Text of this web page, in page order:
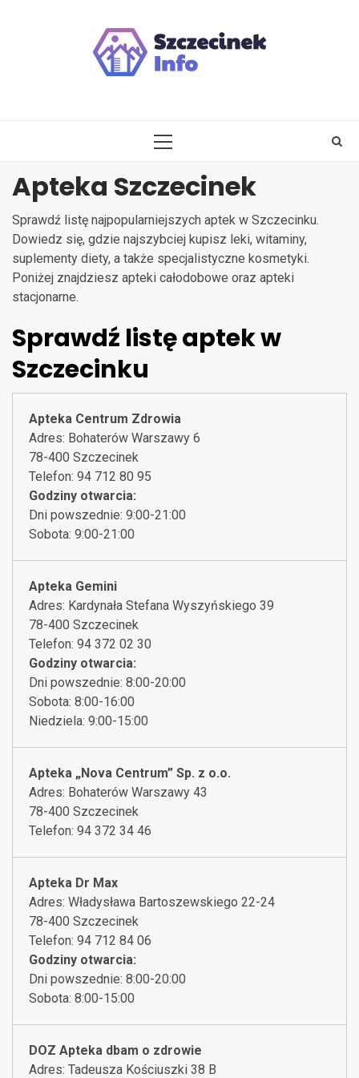
PRIMARY
Apteka Szczecinek
Sprawdź listę najpopularniejszych aptek w Szczecinku.
Dowiedz się, gdzie najszybciej kupisz leki, witaminy,
suplementy diety, a także specjalistyczne kosmetyki.
Poniżej znajdziesz apteki całodobowe oraz apteki
stacjonarne.
Sprawdź listę aptek w
Szczecinku
Apteka Centrum Zdrowia
Adres: Bohaterów Warszawy 6
78-400 Szczecinek
Telefon: 94 712 80 95
Godziny otwarcia:
Dni powszednie: 9:00-21:00
Sobota: 9:00-21:00
Apteka Gemini
Adres: Kardynała Stefana Wyszyńskiego 39
78-400 Szczecinek
Telefon: 94 372 02 30
Godziny otwarcia:
Dni powszednie: 8:00-20:00
Sobota: 8:00-16:00
Niedziela: 9:00-15:00
Apteka „Nova Centrum” Sp. z o.o.
Adres: Bohaterów Warszawy 43
78-400 Szczecinek
Telefon: 94 372 34 46
Apteka Dr Max
Adres: Władysława Bartoszewskiego 22-24
78-400 Szczecinek
Telefon: 94 712 84 06
Godziny otwarcia:
Dni powszednie: 8:00-20:00
Sobota: 8:00-15:00
DOZ Apteka dbam o zdrowie
Adres: Tadeusza Kościuszki 38 B